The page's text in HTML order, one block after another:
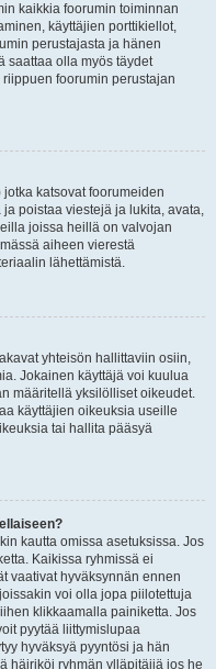
kaikkia foorumin toiminnan
käyttäjien porttikiellot,
perustajasta ja hänen
saattaa olla myös täydet
foorumin perustajan
katsovat foorumeiden
poistaa viestejä ja lukita, avata,
joissa heillä on valvojan
aiheen vierestä
lähettämistä.
yhteisön hallittaviin osiin,
Jokainen käyttäjä voi kuulua
määritellä yksilölliset oikeudet.
käyttäjien oikeuksia useille
tai hallita pääsyä
kautta omissa asetuksissa. Jos
Kaikissa ryhmissä ei
vaativat hyväksynnän ennen
voi olla jopa piilotettuja
klikkaamalla painiketta. Jos
pyytää liittymislupaa
hyväksyä pyyntösi ja hän
häiriköi ryhmän ylläpitäjiä jos he